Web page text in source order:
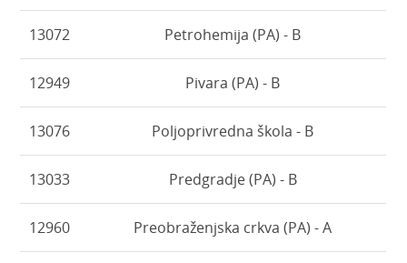
13072 Petrohemija (PA) - B
12949 Pivara (PA) - B
13076 Poljoprivredna škola - B
13033 Predgradje (PA) - B
12960 Preobraženjska crkva (PA) - A